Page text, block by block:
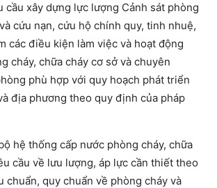
cầu xây dựng lực lượng Cảnh sát phòng
cứu nạn, cứu hộ chính quy, tinh nhuệ,
các điều kiện làm việc và hoạt động
cháy, chữa cháy cơ sở và chuyên
phù hợp với quy hoạch phát triển
địa phương theo quy định của pháp
hệ thống cấp nước phòng cháy, chữa
cầu về lưu lượng, áp lực cần thiết theo
chuẩn, quy chuẩn về phòng cháy và